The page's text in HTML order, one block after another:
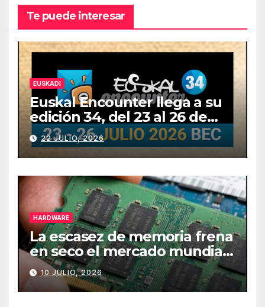
Te puede interesar
EUSKADI
Euskal Encounter llega a su
edición 34, del 23 al 26 de
julio
22 JULIO, 2026
HARDWARE
La escasez de memoria frena
en seco el mercado mundial
de PCs
10 JULIO, 2026